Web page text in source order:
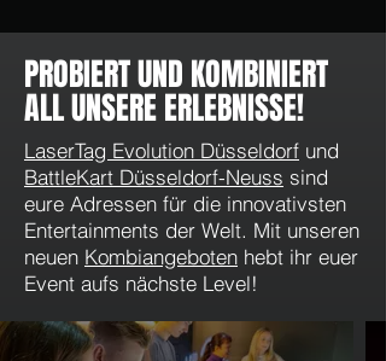
PROBIERT UND KOMBINIERT
ALL UNSERE ERLEBNISSE!
LaserTag Evolution Düsseldorf und
BattleKart Düsseldorf-Neuss sind
eure Adressen für die innovativsten
Entertainments der Welt. Mit unseren
neuen Kombiangeboten hebt ihr euer
Event aufs nächste Level!